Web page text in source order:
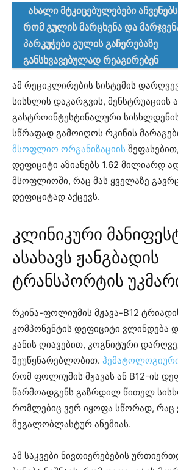
ახალი მტკიცებულებები
რომ გულის მარცხენა და
პარკუჭები გულის გაჩერებაზე
განსხვავებულად რეაგირებენ
ამ რეციკლირების სისტემის
სისხლის დაკარგვის, მენსტრუაციის
გასტროინტესტინალური
სწრაფად გამოიღოს რკინის
მსოფლიო ორგანიზაციის
დეფიციტი აზიანებს 1.62 მილიარდ
მსოფლიოში, რაც მას ყველაზე
დეფიციტად აქცევს.
კლინიკური
ასახავს ჟანგბადის
ტრანსპორტის
რკინა-ფოლიუმის მჟავა-B12
კომპონენტის დეფიციტი
კანის ღიავებით, კოგნიტური
შეუწყნარებლობით.
რომ ფოლიუმის მჟავას ან B12-ის
წარმოადგენს გაზრდილ წითელ
რომლებიც ვერ იყოფა სწორად, რაც
მეგალობლასტურ ანემიას.
ამ საკვები ნივთიერებების